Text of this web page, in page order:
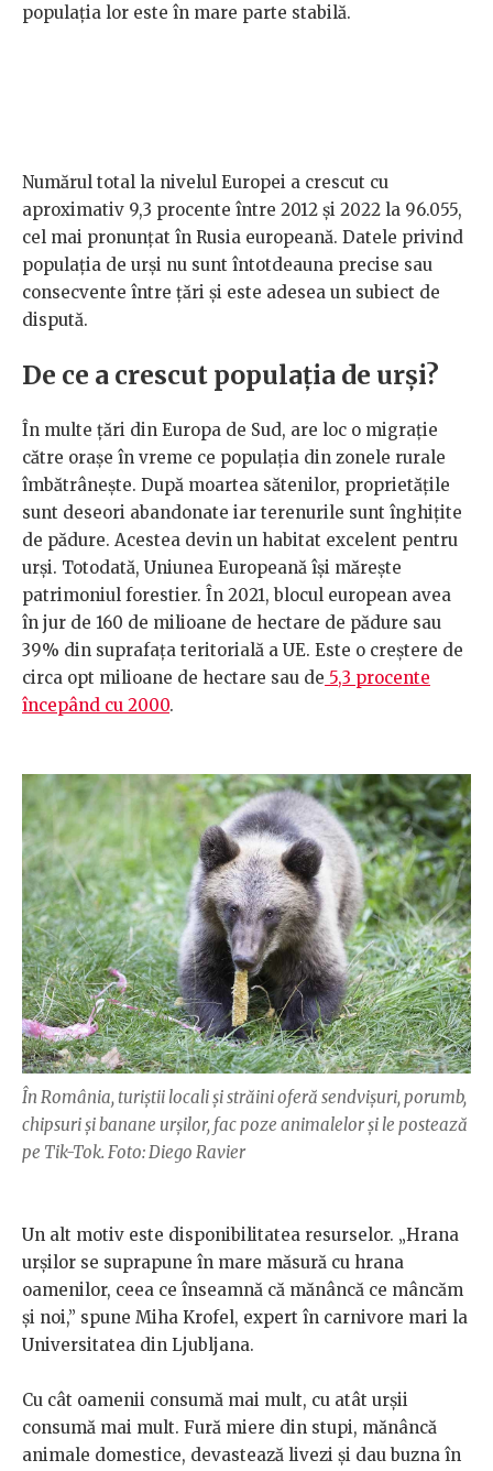
populația lor este în mare parte stabilă.
Numărul total la nivelul Europei a crescut cu
aproximativ 9,3 procente între 2012 și 2022 la 96.055,
cel mai pronunțat în Rusia europeană. Datele privind
populația de urși nu sunt întotdeauna precise sau
consecvente între țări și este adesea un subiect de
dispută.
De ce a crescut populația de urși?
În multe țări din Europa de Sud, are loc o migrație
către orașe în vreme ce populația din zonele rurale
îmbătrânește. După moartea sătenilor, proprietățile
sunt deseori abandonate iar terenurile sunt înghițite
de pădure. Acestea devin un habitat excelent pentru
urși. Totodată, Uniunea Europeană își mărește
patrimoniul forestier. În 2021, blocul european avea
în jur de 160 de milioane de hectare de pădure sau
39% din suprafața teritorială a UE. Este o creștere de
circa opt milioane de hectare sau de 5,3 procente
începând cu 2000.
În România, turiștii locali și străini oferă sendvișuri, porumb,
chipsuri și banane urșilor, fac poze animalelor și le postează
pe Tik-Tok. Foto: Diego Ravier
Un alt motiv este disponibilitatea resurselor. „Hrana
urșilor se suprapune în mare măsură cu hrana
oamenilor, ceea ce înseamnă că mănâncă ce mâncăm
și noi,” spune Miha Krofel, expert în carnivore mari la
Universitatea din Ljubljana.
Cu cât oamenii consumă mai mult, cu atât urșii
consumă mai mult. Fură miere din stupi, mănâncă
animale domestice, devastează livezi și dau buzna în